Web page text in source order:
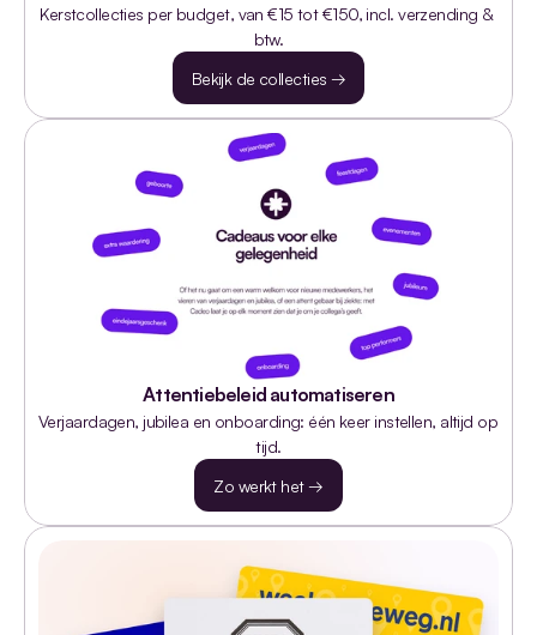
Kerstcollecties per budget, van €15 tot €150, incl. verzending &
btw.
Bekijk de collecties →
Attentiebeleid automatiseren
Verjaardagen, jubilea en onboarding: één keer instellen, altijd op
tijd.
Zo werkt het →